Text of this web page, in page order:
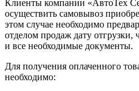
Клиенты компании «АвтоТех
осуществить самовывоз
этом случае необходимо
отделом продаж дату отгрузки,
и все необходимые документы.
Для получения оплаченного
необходимо: